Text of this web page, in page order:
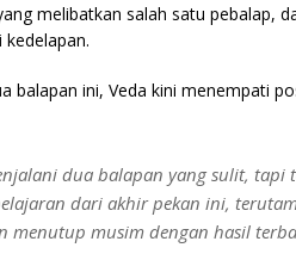
melibatkan salah satu pebalap,
balapan ini, Veda kini menempati
dua balapan yang sulit,
dari akhir pekan ini,
menutup musim dengan hasil